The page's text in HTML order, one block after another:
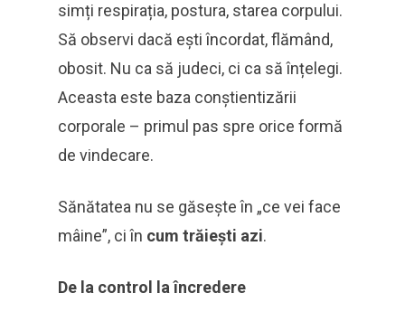
simți respirația, postura, starea corpului.
Să observi dacă ești încordat, flămând,
obosit. Nu ca să judeci, ci ca să înțelegi.
Aceasta este baza conștientizării
corporale – primul pas spre orice formă
de vindecare.
Sănătatea nu se găsește în „ce vei face
mâine”, ci în cum trăiești azi.
De la control la încredere